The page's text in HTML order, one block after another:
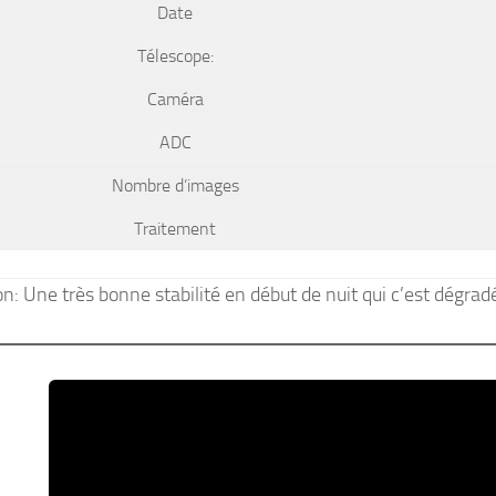
Date
Télescope:
Caméra
ADC
Nombre d’images
Traitement
Une très bonne stabilité en début de nuit qui c’est